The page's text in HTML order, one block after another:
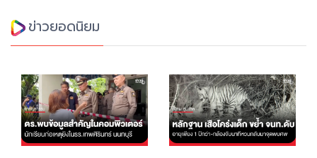
ข่าวยอดนิยม